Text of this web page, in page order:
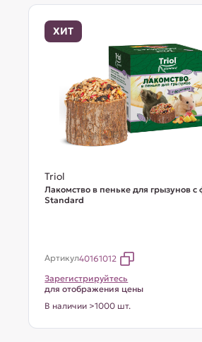
ХИТ
Triol
Лакомство в пеньке для грызунов с
Standard
Артикул40161012
Зарегистрируйтесь
для отображения цены
В наличии >1000 шт.